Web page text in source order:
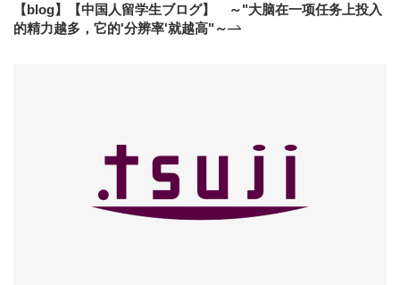
【blog】【中国人留学生ブログ】 ～"大脑在一项任务上投入
的精力越多，它的'分辨率'就越高"～